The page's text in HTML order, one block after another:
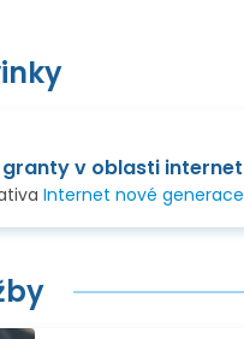
Internet nové generace